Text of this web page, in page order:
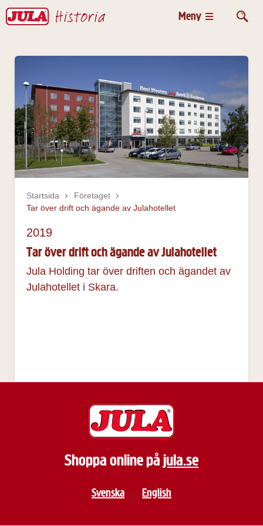
Huvudmeny
Meny
Startsida
Företaget
Tar över drift och ägande av Julahotellet
2019
Tar över drift och ägande av Julahotellet
Jula Holding tar över driften och ägandet av
Julahotellet i Skara.
Shoppa online påjula.se
Svenska English